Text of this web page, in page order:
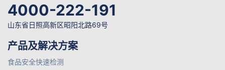
4000-222-191
山东省日照高新区昭阳北路69号
产品及解决方案
食品安全快速检测